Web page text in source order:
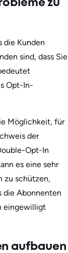
zu
die Kunden
sind, dass Sie
Opt-In-
Möglichkeit, für
der
Opt-In
es eine sehr
zu schützen,
die Abonnenten
eingewilligt
aufbauen